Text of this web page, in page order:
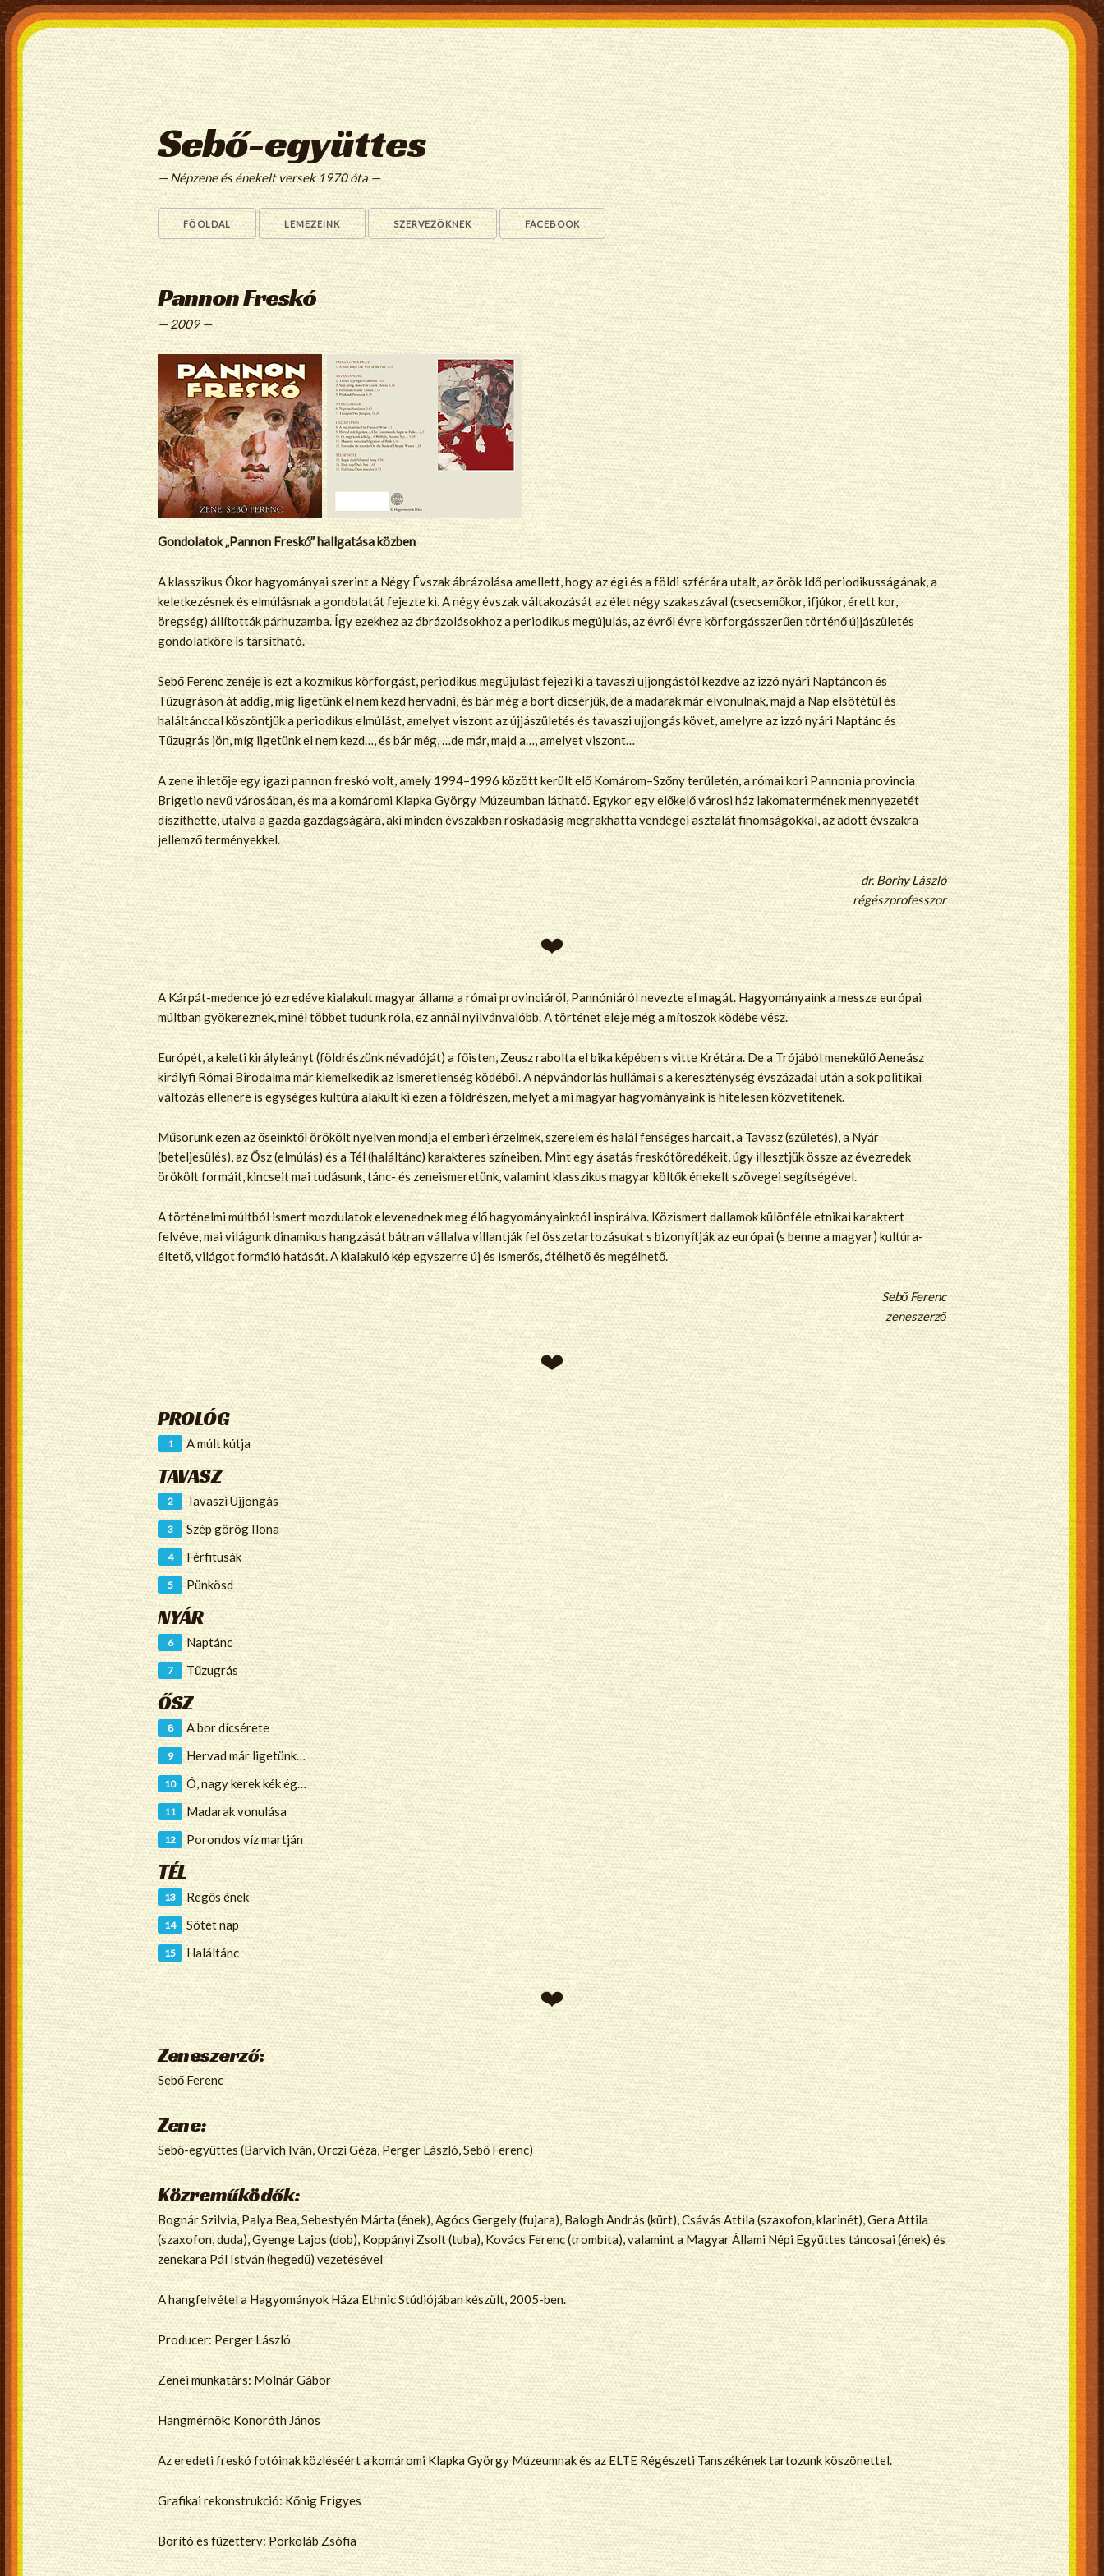
Sebő-együttes
— Népzene és énekelt versek 1970 óta —
FŐOLDAL LEMEZEINK SZERVEZŐKNEK FACEBOOK
Pannon Freskó
— 2009 —
Gondolatok „Pannon Freskó” hallgatása közben
A klasszikus Ókor hagyományai szerint a Négy Évszak ábrázolása amellett, hogy az égi és a földi szférára utalt, az örök Idő periodikusságának, a
keletkezésnek és elmúlásnak a gondolatát fejezte ki. A négy évszak váltakozását az élet négy szakaszával (csecsemőkor, ifjúkor, érett kor,
öregség) állították párhuzamba. Így ezekhez az ábrázolásokhoz a periodikus megújulás, az évről évre körforgásszerűen történő újjászületés
gondolatköre is társítható.
Sebő Ferenc zenéje is ezt a kozmikus körforgást, periodikus megújulást fejezi ki a tavaszi ujjongástól kezdve az izzó nyári Naptáncon és
Tűzugráson át addig, míg ligetünk el nem kezd hervadni, és bár még a bort dicsérjük, de a madarak már elvonulnak, majd a Nap elsötétül és
haláltánccal köszöntjük a periodikus elmúlást, amelyet viszont az újjászületés és tavaszi ujjongás követ, amelyre az izzó nyári Naptánc és
Tűzugrás jön, míg ligetünk el nem kezd…, és bár még, …de már, majd a…, amelyet viszont…
A zene ihletője egy igazi pannon freskó volt, amely 1994–1996 között került elő Komárom–Szőny területén, a római kori Pannonia provincia
Brigetio nevű városában, és ma a komáromi Klapka György Múzeumban látható. Egykor egy előkelő városi ház lakomatermének mennyezetét
díszíthette, utalva a gazda gazdagságára, aki minden évszakban roskadásig megrakhatta vendégei asztalát finomságokkal, az adott évszakra
jellemző terményekkel.
dr. Borhy László
régészprofesszor
A Kárpát-medence jó ezredéve kialakult magyar állama a római provinciáról, Pannóniáról nevezte el magát. Hagyományaink a messze európai
múltban gyökereznek, minél többet tudunk róla, ez annál nyilvánvalóbb. A történet eleje még a mítoszok ködébe vész.
Európét, a keleti királyleányt (földrészünk névadóját) a főisten, Zeusz rabolta el bika képében s vitte Krétára. De a Trójából menekülő Aeneász
királyfi Római Birodalma már kiemelkedik az ismeretlenség ködéből. A népvándorlás hullámai s a kereszténység évszázadai után a sok politikai
változás ellenére is egységes kultúra alakult ki ezen a földrészen, melyet a mi magyar hagyományaink is hitelesen közvetítenek.
Műsorunk ezen az őseinktől örökölt nyelven mondja el emberi érzelmek, szerelem és halál fenséges harcait, a Tavasz (születés), a Nyár
(beteljesülés), az Ősz (elmúlás) és a Tél (haláltánc) karakteres színeiben. Mint egy ásatás freskótöredékeit, úgy illesztjük össze az évezredek
örökölt formáit, kincseit mai tudásunk, tánc- és zeneismeretünk, valamint klasszikus magyar költők énekelt szövegei segítségével.
A történelmi múltból ismert mozdulatok elevenednek meg élő hagyományainktól inspirálva. Közismert dallamok különféle etnikai karaktert
felvéve, mai világunk dinamikus hangzását bátran vállalva villantják fel összetartozásukat s bizonyítják az európai (s benne a magyar) kultúra-
éltető, világot formáló hatását. A kialakuló kép egyszerre új és ismerős, átélhető és megélhető.
Sebő Ferenc
zeneszerző
PROLÓG
A múlt kútja
TAVASZ
Tavaszi Ujjongás
Szép görög Ilona
Férfitusák
Pünkösd
NYÁR
Naptánc
Tűzugrás
ŐSZ
A bor dícsérete
Hervad már ligetünk…
Ó, nagy kerek kék ég…
Madarak vonulása
Porondos víz martján
TÉL
Regős ének
Sötét nap
Haláltánc
Zeneszerző:
Sebő Ferenc
Zene:
Sebő-együttes (Barvich Iván, Orczi Géza, Perger László, Sebő Ferenc)
Közreműködők:
Bognár Szilvia, Palya Bea, Sebestyén Márta (ének), Agócs Gergely (fujara), Balogh András (kürt), Csávás Attila (szaxofon, klarinét), Gera Attila
(szaxofon, duda), Gyenge Lajos (dob), Koppányi Zsolt (tuba), Kovács Ferenc (trombita), valamint a Magyar Állami Népi Együttes táncosai (ének) és
zenekara Pál István (hegedű) vezetésével
A hangfelvétel a Hagyományok Háza Ethnic Stúdiójában készült, 2005-ben.
Producer: Perger László
Zenei munkatárs: Molnár Gábor
Hangmérnök: Konoróth János
Az eredeti freskó fotóinak közléséért a komáromi Klapka György Múzeumnak és az ELTE Régészeti Tanszékének tartozunk köszönettel.
Grafikai rekonstrukció: Kőnig Frigyes
Borító és füzetterv: Porkoláb Zsófia